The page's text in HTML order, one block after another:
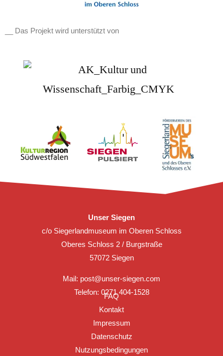
__ Das Projekt wird unterstützt von
Unser Siegen
c/o Siegerlandmuseum im Oberen Schloss
Oberes Schloss 2 / Burgstraße
57072 Siegen
Mail: post@unser-siegen.com
Telefon: 0271 404-1528
FAQ
Kontakt
Impressum
Datenschutz
Nutzungsbedingungen